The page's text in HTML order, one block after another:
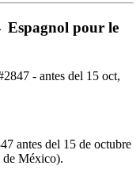
Espagnol pour le
- antes del 15 oct,
antes del 15 de octubre
de México).